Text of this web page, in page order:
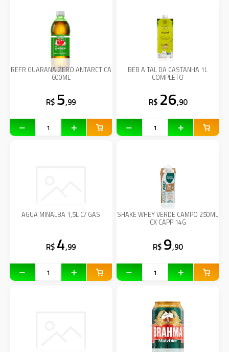
REFR GUARANA ZERO ANTARCTICA
600ML
R$ 5,99
BEB A TAL DA CASTANHA 1L
COMPLETO
R$ 26,90
AGUA MINALBA 1,5L C/ GAS
R$ 4,99
SHAKE WHEY VERDE CAMPO 250ML
CX CAPP 14G
R$ 9,90